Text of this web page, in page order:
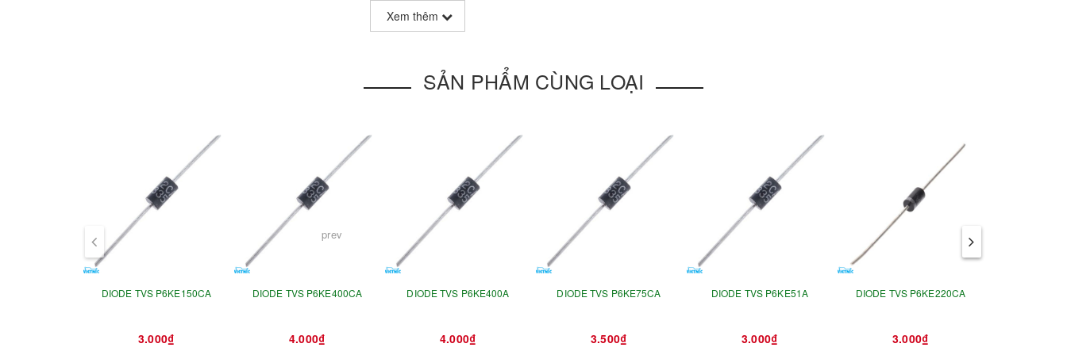
Xem thêm
SẢN PHẨM CÙNG LOẠI
DIODE TVS P6KE150CA
3.000₫
DIODE TVS P6KE400CA
4.000₫
DIODE TVS P6KE400A
4.000₫
DIODE TVS P6KE75CA
3.500₫
DIODE TVS P6KE51A
3.000₫
DIODE TVS P6KE220CA
3.000₫
prev